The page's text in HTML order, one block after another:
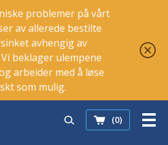
problemer på vårt
av allerede bestilte
avhengig av
beklager ulempene
arbeider med å løse
som mulig.
(0)